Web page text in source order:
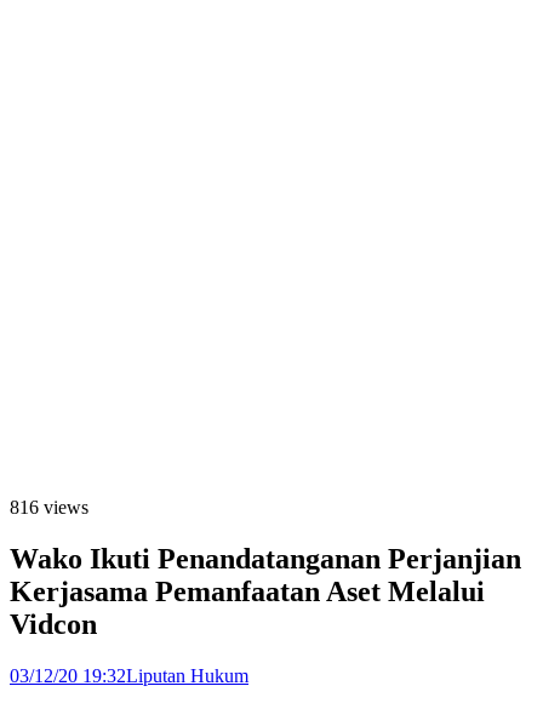
816 views
Wako Ikuti Penandatanganan Perjanjian
Kerjasama Pemanfaatan Aset Melalui
Vidcon
03/12/20 19:32Liputan Hukum